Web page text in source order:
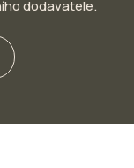
dodavatele.